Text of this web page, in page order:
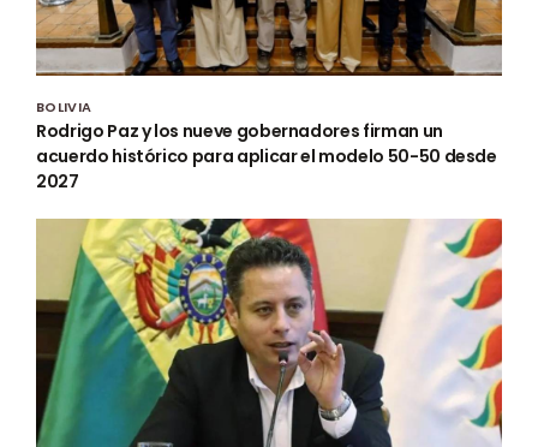
BOLIVIA
Rodrigo Paz y los nueve gobernadores firman un
acuerdo histórico para aplicar el modelo 50-50 desde
2027